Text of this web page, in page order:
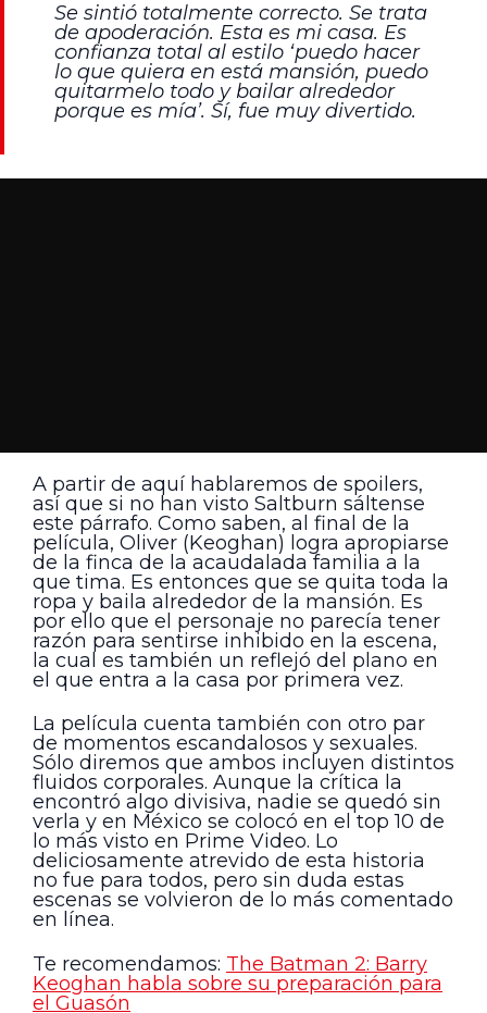
Se sintió totalmente correcto. Se trata
de apoderación. Esta es mi casa. Es
confianza total al estilo ‘puedo hacer
lo que quiera en está mansión, puedo
quitarmelo todo y bailar alrededor
porque es mía’. Sí, fue muy divertido.
A partir de aquí hablaremos de spoilers,
así que si no han visto Saltburn sáltense
este párrafo. Como saben, al final de la
película, Oliver (Keoghan) logra apropiarse
de la finca de la acaudalada familia a la
que tima. Es entonces que se quita toda la
ropa y baila alrededor de la mansión. Es
por ello que el personaje no parecía tener
razón para sentirse inhibido en la escena,
la cual es también un reflejó del plano en
el que entra a la casa por primera vez.
La película cuenta también con otro par
de momentos escandalosos y sexuales.
Sólo diremos que ambos incluyen distintos
fluidos corporales. Aunque la crítica la
encontró algo divisiva, nadie se quedó sin
verla y en México se colocó en el top 10 de
lo más visto en Prime Video. Lo
deliciosamente atrevido de esta historia
no fue para todos, pero sin duda estas
escenas se volvieron de lo más comentado
en línea.
Te recomendamos: The Batman 2: Barry
Keoghan habla sobre su preparación para
el Guasón